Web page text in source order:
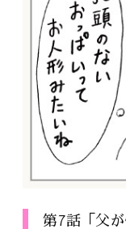
第7話「父が